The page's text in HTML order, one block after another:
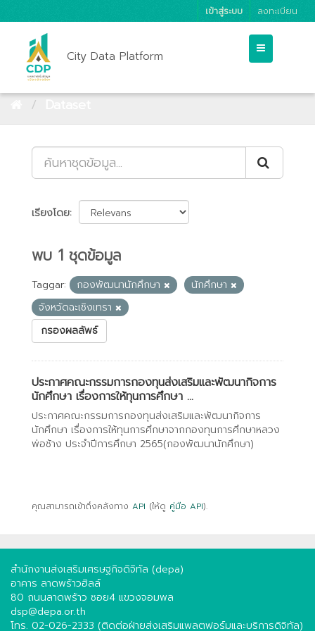
เข้าสู่ระบบ ลงทะเบียน
City Data Platform
เรียงโดย
พบ 1 ชุดข้อมูล
Taggar: กองพัฒนานักศึกษา
นักศึกษา
จังหวัดฉะเชิงเทรา
กรองผลลัพธ์
ประกาศคณะกรรมการกองทุนส่งเสริมและพัฒนากิจการ
นักศึกษา เรื่องการให้ทุนการศึกษา ...
ประกาศคณะกรรมการกองทุนส่งเสริมและพัฒนากิจการ
นักศึกษา เรื่องการให้ทุนการศึกษาจากกองทุนการศึกษาหลวง
พ่อช้าง ประจำปีการศึกษา 2565(กองพัฒนานักศึกษา)
คุณสามารถเข้าถึงคลังทาง API (ให้ดู คู่มือ API).
สำนักงานส่งเสริมเศรษฐกิจดิจิทัล (depa)
อาคาร ลาดพร้าวฮิลล์
80 ถนนลาดพร้าว ซอย4 แขวงจอมพล
dsp@depa.or.th
โทร. 02-026-2333 (ติดต่อฝ่ายส่งเสริมแพลตฟอร์มและบริการดิจิทัล)